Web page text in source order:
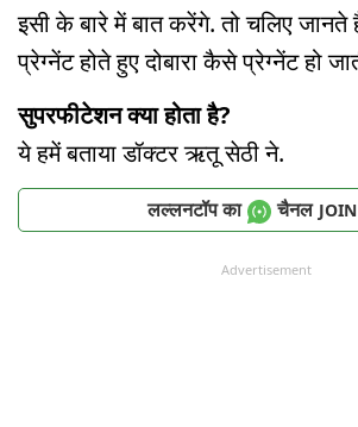
इसी के बारे में बात करेंगे. तो चलिए जानते
प्रेग्नेंट होते हुए दोबारा कैसे प्रेग्नेंट हो
सुपरफीटेशन क्या होता है?
ये हमें बताया डॉक्टर ऋतू सेठी ने.
लल्लनटॉप का चैनल JOIN
Advertisement